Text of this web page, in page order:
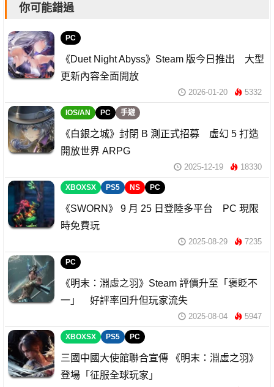
你可能錯過
PC
《Duet Night Abyss》Steam 版今日推出 大型
更新內容全面開放
2026-01-20 5332
IOS/AN PC 手遊
《白銀之城》封閉 B 測正式招募 虛幻 5 打造
開放世界 ARPG
2025-12-19 18330
XBOXSX PS5 NS PC
《SWORN》 9 月 25 日登陸多平台 PC 現限
時免費玩
2025-08-29 7235
PC
《明末：淵虛之羽》Steam 評價升至「褒貶不
一」 好評率回升但玩家流失
2025-08-04 5947
XBOXSX PS5 PC
三國中國大使館聯合宣傳 《明末：淵虛之羽》
登場「征服全球玩家」